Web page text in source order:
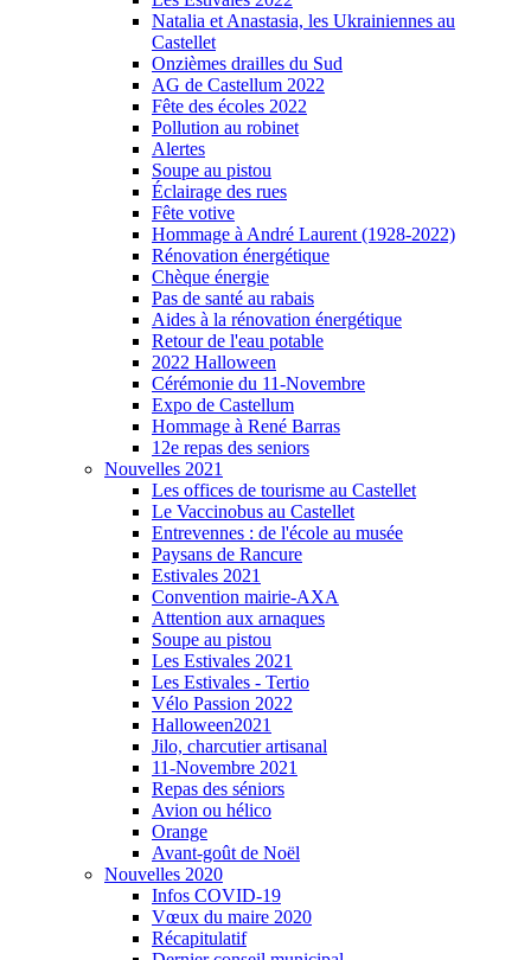
Natalia et Anastasia, les Ukrainiennes au
Castellet
Onzièmes drailles du Sud
AG de Castellum 2022
Fête des écoles 2022
Pollution au robinet
Alertes
Soupe au pistou
Éclairage des rues
Fête votive
Hommage à André Laurent (1928-2022)
Rénovation énergétique
Chèque énergie
Pas de santé au rabais
Aides à la rénovation énergétique
Retour de l'eau potable
2022 Halloween
Cérémonie du 11-Novembre
Expo de Castellum
Hommage à René Barras
12e repas des seniors
Nouvelles 2021
Les offices de tourisme au Castellet
Le Vaccinobus au Castellet
Entrevennes : de l'école au musée
Paysans de Rancure
Estivales 2021
Convention mairie-AXA
Attention aux arnaques
Soupe au pistou
Les Estivales 2021
Les Estivales - Tertio
Vélo Passion 2022
Halloween2021
Jilo, charcutier artisanal
11-Novembre 2021
Repas des séniors
Avion ou hélico
Orange
Avant-goût de Noël
Nouvelles 2020
Infos COVID-19
Vœux du maire 2020
Récapitulatif